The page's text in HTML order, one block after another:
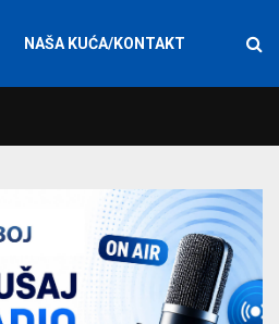
NAŠA KUĆA/KONTAKT